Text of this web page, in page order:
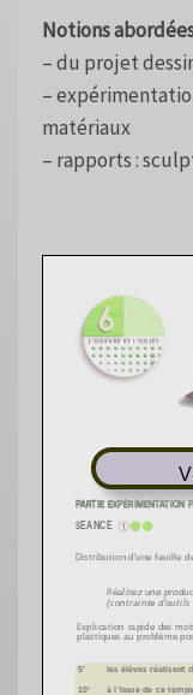
Notions
– du projet
–
matériaux
– rapports :